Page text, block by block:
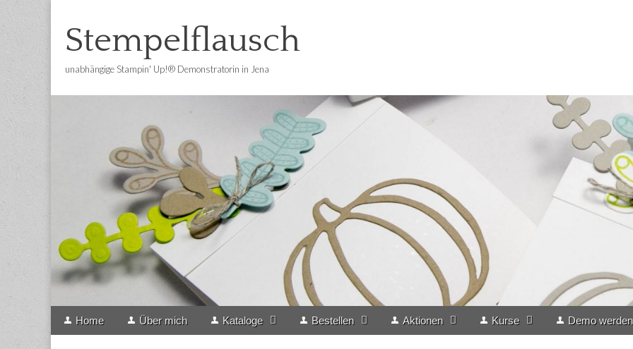
Stempelflausch
unabhängige Stampin' Up!® Demonstratorin in Jena
Main
Skip
Home Über mich Kataloge Bestellen Aktionen Kurse Demo werden